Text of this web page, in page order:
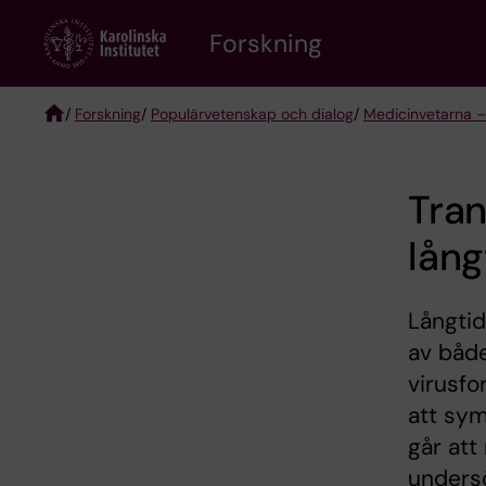
content
Forskning
/ Forskning/ Populärvetenskap och dialog/ Medicinvetarna
av
att
går att